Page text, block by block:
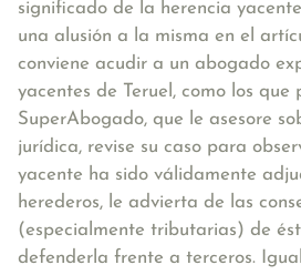
significado de la herencia
una alusión a la misma en el
conviene acudir a un abogado
yacentes de Teruel, como los que
SuperAbogado, que le asesore
jurídica, revise su caso para
yacente ha sido válidamente
herederos, le advierta de las
(especialmente tributarias) de
defenderla frente a terceros.